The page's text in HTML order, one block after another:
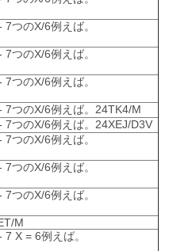
つのX/6例えば。
つのX/6例えば。
つのX/6例えば。
7つのX/6例えば。24TK4/M
つのX/6例えば。24XEJ/D3V
つのX/6例えば。
つのX/6例えば。
つのX/6例えば。
M
X = 6例えば。